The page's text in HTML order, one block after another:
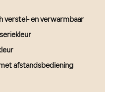
verstel- en verwarmbaar
afstandsbediening